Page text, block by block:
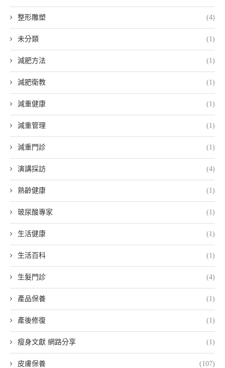
整形雕塑 (4)
未分類 (1)
減肥方法 (1)
減肥衛教 (1)
減重健康 (1)
減重管理 (1)
減重門診 (1)
演講採訪 (4)
熟齡健康 (1)
玻尿酸專家 (1)
生活健康 (1)
生活百科 (1)
生髮門診 (4)
產品保養 (1)
產後修復 (1)
瘦身文獻 網路分享 (1)
皮膚保養 (107)